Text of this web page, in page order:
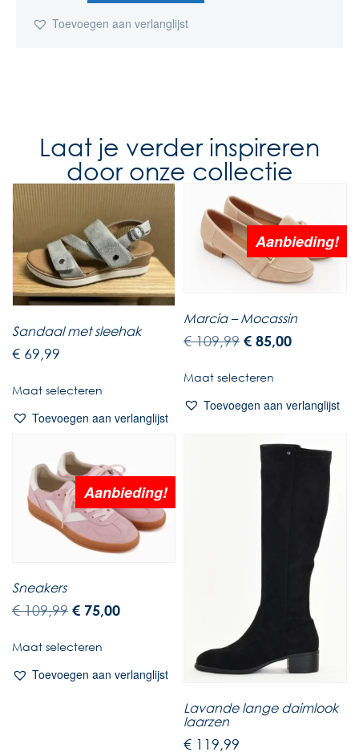
Toevoegen aan verlanglijst
Laat je verder inspireren
door onze collectie
Sandaal met sleehak
€ 69,99
Maat selecteren
Toevoegen aan verlanglijst
Aanbieding!
Marcia – Mocassin
€109,99 € 85,00
Maat selecteren
Toevoegen aan verlanglijst
Aanbieding!
Sneakers
€109,99 € 75,00
Maat selecteren
Toevoegen aan verlanglijst
Lavande lange daimlook
laarzen
€ 119,99